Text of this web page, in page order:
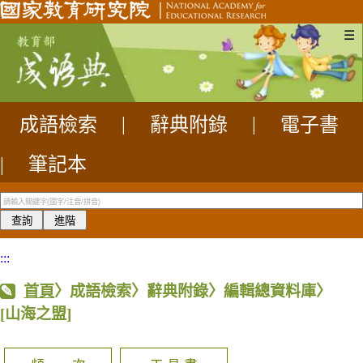
☰
成語檢索 辭典附錄
電子書
|
筆記本
:::
首頁〉成語檢索〉辭典附錄〉編輯總資料庫〉
[山海之盟]